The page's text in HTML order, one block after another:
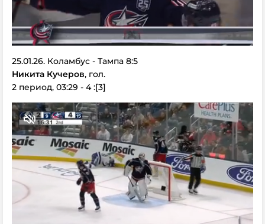
25.01.26. Коламбус - Тампа 8:5
Никита Кучеров, гол.
2 период, 03:29 - 4 :[3]